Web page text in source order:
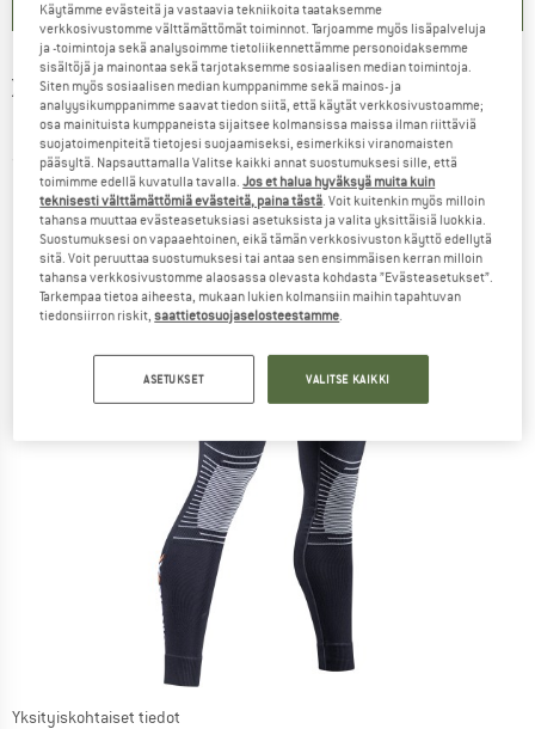
X-BIONIC -Energizer 4.0 Pants -
Hiihtoalusasut
(0)
Yksityiskohtaiset tiedot
Käytämme evästeitä ja vastaavia tekniikoita taataksemme
verkkosivustomme välttämättömät toiminnot. Tarjoamme myös lisäpalveluja
ja -toimintoja sekä analysoimme tietoliikennettämme personoidaksemme
sisältöjä ja mainontaa sekä tarjotaksemme sosiaalisen median toimintoja.
Siten myös sosiaalisen median kumppanimme sekä mainos- ja
analyysikumppanimme saavat tiedon siitä, että käytät verkkosivustoamme;
osa mainituista kumppaneista sijaitsee kolmansissa maissa ilman riittäviä
suojatoimenpiteitä tietojesi suojaamiseksi, esimerkiksi viranomaisten
pääsyltä. Napsauttamalla Valitse kaikki annat suostumuksesi sille, että
toimimme edellä kuvatulla tavalla.Jos et halua hyväksyä muita kuin
teknisesti välttämättömiä evästeitä, paina tästä. Voit kuitenkin myös milloin
tahansa muuttaa evästeasetuksiasi asetuksista ja valita yksittäisiä luokkia.
Suostumuksesi on vapaaehtoinen, eikä tämän verkkosivuston käyttö edellytä
sitä. Voit peruuttaa suostumuksesi tai antaa sen ensimmäisen kerran milloin
tahansa verkkosivustomme alaosassa olevasta kohdasta ”Evästeasetukset”.
Tarkempaa tietoa aiheesta, mukaan lukien kolmansiin maihin tapahtuvan
tiedonsiirron riskit,saattietosuojaselosteestamme.
ASETUKSET VALITSE KAIKKI